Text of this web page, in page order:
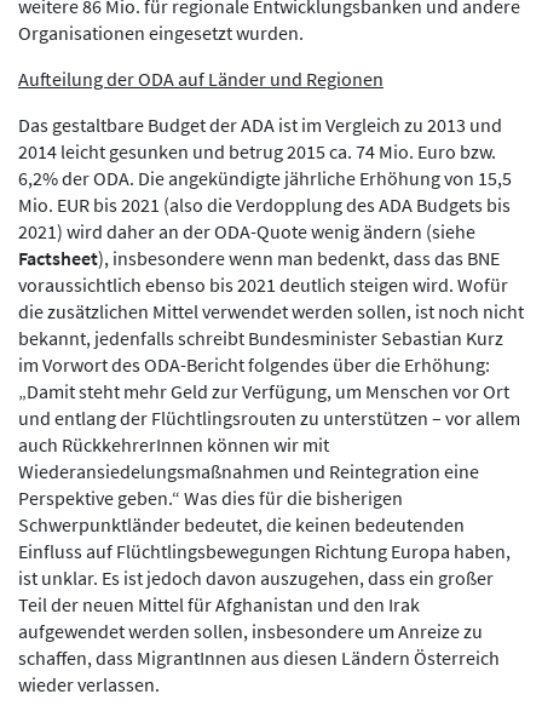
weitere 86 Mio. für regionale Entwicklungsbanken und andere
Organisationen eingesetzt wurden.
Aufteilung der ODA auf Länder und Regionen
Das gestaltbare Budget der ADA ist im Vergleich zu 2013 und
2014 leicht gesunken und betrug 2015 ca. 74 Mio. Euro bzw.
6,2% der ODA. Die angekündigte jährliche Erhöhung von 15,5
Mio. EUR bis 2021 (also die Verdopplung des ADA Budgets bis
2021) wird daher an der ODA-Quote wenig ändern (siehe
Factsheet), insbesondere wenn man bedenkt, dass das BNE
voraussichtlich ebenso bis 2021 deutlich steigen wird. Wofür
die zusätzlichen Mittel verwendet werden sollen, ist noch nicht
bekannt, jedenfalls schreibt Bundesminister Sebastian Kurz
im Vorwort des ODA-Bericht folgendes über die Erhöhung:
„Damit steht mehr Geld zur Verfügung, um Menschen vor Ort
und entlang der Flüchtlingsrouten zu unterstützen – vor allem
auch RückkehrerInnen können wir mit
Wiederansiedelungsmaßnahmen und Reintegration eine
Perspektive geben.“ Was dies für die bisherigen
Schwerpunktländer bedeutet, die keinen bedeutenden
Einfluss auf Flüchtlingsbewegungen Richtung Europa haben,
ist unklar. Es ist jedoch davon auszugehen, dass ein großer
Teil der neuen Mittel für Afghanistan und den Irak
aufgewendet werden sollen, insbesondere um Anreize zu
schaffen, dass MigrantInnen aus diesen Ländern Österreich
wieder verlassen.